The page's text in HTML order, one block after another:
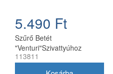
5.490 Ft
Szűrő Betét
"Venturi"Szivattyúhoz
113811